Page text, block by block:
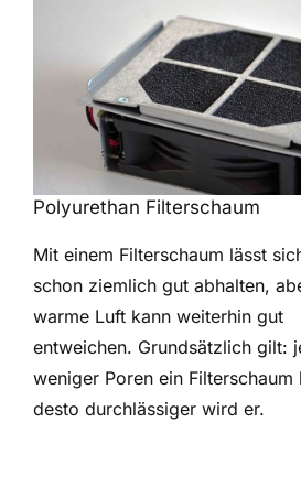
Polyurethan Filterschaum
Mit einem Filterschaum lässt
schon ziemlich gut abhalten,
warme Luft kann weiterhin gut
entweichen. Grundsätzlich gilt:
weniger Poren ein Filterschaum
desto durchlässiger wird er.